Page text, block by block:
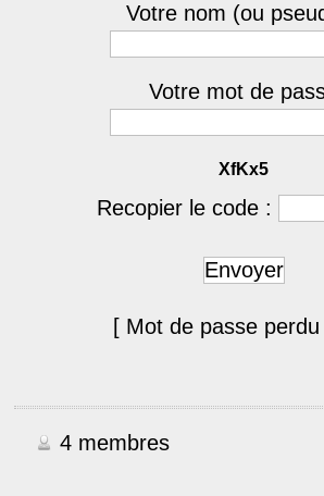
Votre nom (ou
Votre mot de
XfKx5
Recopier le code :
Envoyer
[ Mot de passe
4 membres